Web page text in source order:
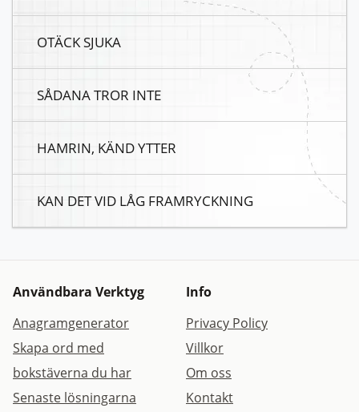
OTÄCK SJUKA
SÅDANA TROR INTE
HAMRIN, KÄND YTTER
KAN DET VID LÅG FRAMRYCKNING
Användbara Verktyg
Anagramgenerator
Skapa ord med
bokstäverna du har
Senaste lösningarna
Info
Privacy Policy
Villkor
Om oss
Kontakt